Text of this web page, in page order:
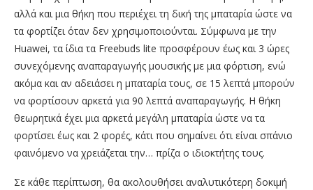
αλλά και μια θήκη που περιέχει τη δική της μπαταρία ώστε να
τα φορτίζει όταν δεν χρησιμοποιούνται. Σύμφωνα με την
Huawei, τα ίδια τα Freebuds lite προσφέρουν έως και 3 ώρες
συνεχόμενης αναπαραγωγής μουσικής με μια φόρτιση, ενώ
ακόμα και αν αδειάσει η μπαταρία τους, σε 15 λεπτά μπορούν
να φορτίσουν αρκετά για 90 λεπτά αναπαραγωγής. Η θήκη
θεωρητικά έχει μια αρκετά μεγάλη μπαταρία ώστε να τα
φορτίσει έως και 2 φορές, κάτι που σημαίνει ότι είναι σπάνιο
φαινόμενο να χρειάζεται την… πρίζα ο ιδιοκτήτης τους.
Σε κάθε περίπτωση, θα ακολουθήσει αναλυτικότερη δοκιμή